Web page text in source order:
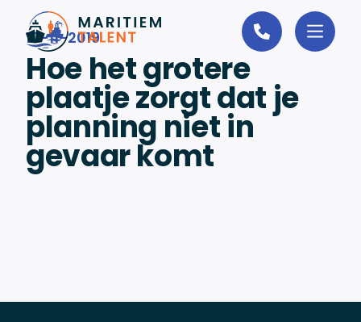
Ga naar de inhoud
10-11-2019
Hoe het grotere
plaatje zorgt dat je
planning niet in
gevaar komt